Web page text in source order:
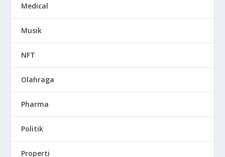
Medical
Musik
NFT
Olahraga
Pharma
Politik
Properti